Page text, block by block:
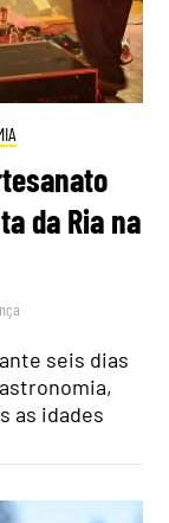
da Ria na
seis dias
as idades